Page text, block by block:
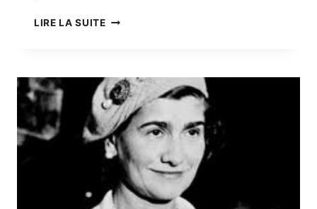
LIRE LA SUITELES
QUE
28%
DES
CREATEURS.TRICES
D’ENTREPRISES